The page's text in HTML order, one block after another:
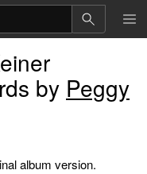
by Peggy
album version.